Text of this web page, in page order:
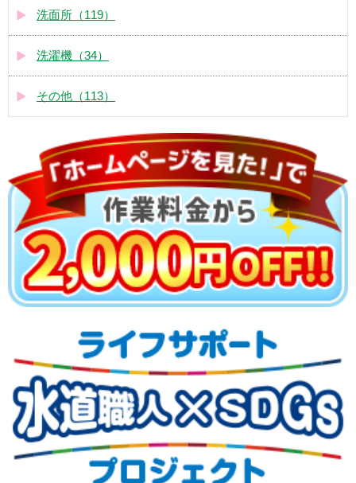
洗面所（119）
洗濯機（34）
その他（113）